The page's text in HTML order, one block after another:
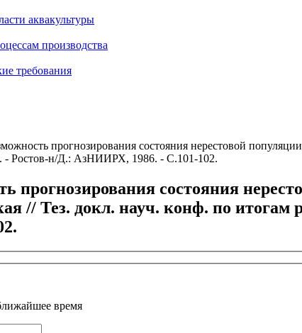
аквакультуры
производства
требования
прогнозирования состояния нерестовой
Ростов-н/Д.: АзНИИРХ, 1986. - С.101-102.
прогнозирования состояния
// Тез. докл. науч. конф. по
время